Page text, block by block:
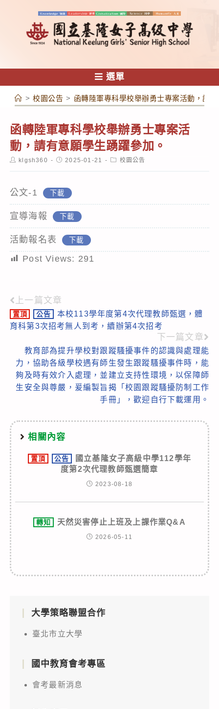
容
選單
> 校園公告 > 函轉陸軍專科學校舉辦勇士專案活動，請
函轉陸軍專科學校舉辦勇士專案活
動，請有意願學生踴躍參加。
Postklgsh360
Post2025-01-21
Post校園公告
公文-1 下載
宣導海報 下載
活動報名表 下載
Post Views: 291
Read
more
上一篇文章
置頂 公告
本校113學年度第4次代理教師甄選，體
育科第3次招考無人到考，續辦第4次招考
下一篇文章
教育部為提升學校對跟蹤騷擾事件的認識與處理能
力，協助各級學校遇有師生發生跟蹤騷擾事件時，能
夠及時有效介入處理，並建立支持性環境，以保障師
生安全與尊嚴，爰編製旨揭「校園跟蹤騷擾防制工作
手冊」，歡迎自行下載運用。
相關內容
置頂 公告
國立基隆女子高級中學112學年
度第2次代理教師甄選簡章
2023-08-18
轉知 天然災害停止上班及上課作業Q&A
2026-05-11
大學策略聯盟合作
臺北市立大學
國中教育會考專區
會考最新消息